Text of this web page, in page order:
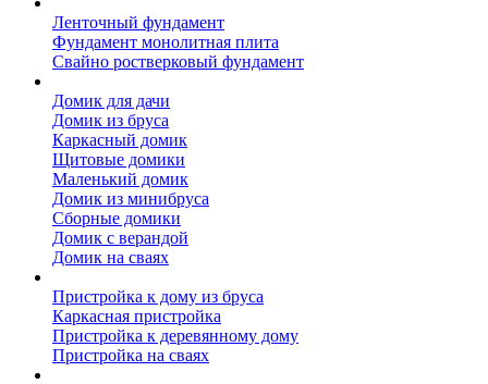
Ленточный фундамент
Фундамент монолитная плита
Свайно ростверковый фундамент
Домик для дачи
Домик из бруса
Каркасный домик
Щитовые домики
Маленький домик
Домик из минибруса
Сборные домики
Домик с верандой
Домик на сваях
Пристройка к дому из бруса
Каркасная пристройка
Пристройка к деревянному дому
Пристройка на сваях